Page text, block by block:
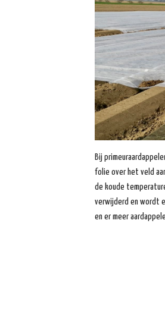
Bij
folie over het veld
de koude
verwijderd en wordt
en er meer